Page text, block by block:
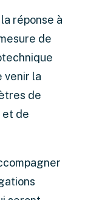
réponse à
de
venir la
de
et de